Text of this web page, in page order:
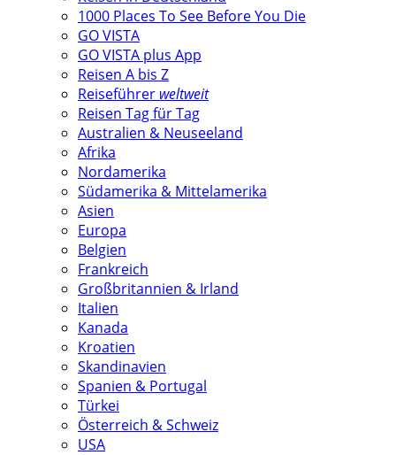
1000 Places To See Before You Die
GO VISTA
GO VISTA plus App
Reisen A bis Z
Reiseführer weltweit
Reisen Tag für Tag
Australien & Neuseeland
Afrika
Nordamerika
Südamerika & Mittelamerika
Asien
Europa
Belgien
Frankreich
Großbritannien & Irland
Italien
Kanada
Kroatien
Skandinavien
Spanien & Portugal
Türkei
Österreich & Schweiz
USA